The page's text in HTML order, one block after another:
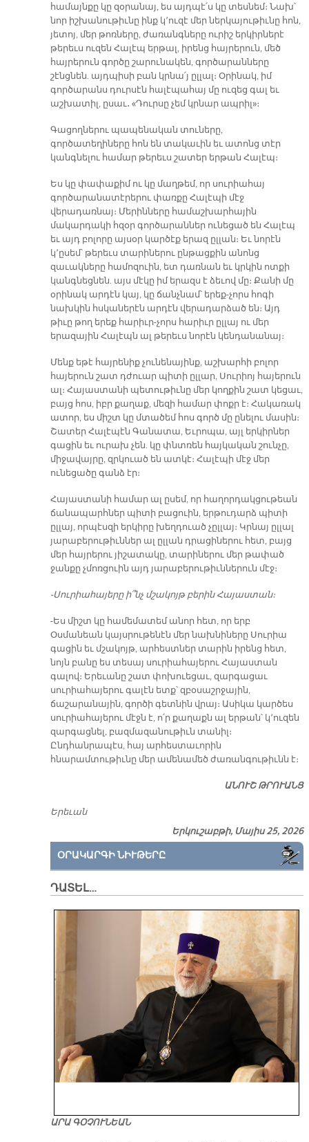
համայնքը կը զօրանայ, ես այդպէ՛ս կը տեսնեմ։ Նախ՝
նոր իշխանութիւնը ինք կ՚ուզէ մեր ներկայութիւնը հոն,
յետոյ, մեր թոռները, ժառանգները ուրիշ երկիրներէ
թերեւս ուզեն Հալէպ երթալ, իրենց հայրերուն, մեծ
հայրերուն գործը շարունակեն, գործարանները
շէնցնեն. այդպիսի բան կրնա՛յ ըլլալ։ Օրինակ, իմ
գործարանս դուրսէն հալէպահայ մը ուզեց գալ եւ
աշխատիլ, ըսաւ․ «Դուրսը չեմ կրնար ապրիլ»։
Գացողներու պապենական տուները,
գործատեղիները հոն են տակաւին եւ ատոնց տէր
կանգնելու համար թերեւս շատեր երթան Հալէպ։
Ես կը փափաքիմ ու կը մաղթեմ, որ սուրիահայ
գործարանատէրերու փառքը Հալէպի մէջ
վերադառնայ։ Մերինները համաշխարհային
մակարդակի հզօր գործարաններ ունեցած են Հալէպ
եւ այդ բոլորը այսօր կարծէք երազ ըլլան։ Եւ նորէն
կ՚ըսեմ՝ թերեւս տարիներու ընթացքին անոնց
զաւակները համոզուին, ետ դառնան եւ կրկին ոտքի
կանգնեցնեն. այս մէկը իմ երազս է ձեւով մը։ Քանի մը
օրինակ արդէն կայ, կը ճանչնամ՝ երեք-չորս հոգի
նախկին հսկաներէն արդէն վերադարձած են։ Այդ
թիւը թող երեք հարիւր-չորս հարիւր ըլլայ ու մեր
երազային Հալէպն ալ թերեւս նորէն կենդանանայ։
Մենք եթէ հայրենիք չունենայինք, աշխարհի բոլոր
հայերուն շատ դժուար պիտի ըլլար, Սուրիոյ հայերուն
ալ։ Հայաստանի պետութիւնը մեր կողքին շատ կեցաւ,
բայց հոս, իբր քաղաք, մեզի համար փոքր է։ Հակառակ
ատոր, ես միշտ կը մտածեմ հոս գործ մը ընելու մասին։
Շատեր Հալէպէն Գանատա, Եւրոպա, այլ երկիրներ
գացին եւ ուրախ չեն. կը փնտռեն հայկական շունչը,
միջավայրը, զրկուած են ատկէ։ Հալէպի մէջ մեր
ունեցածը գանձ էր։
Հայաստանի համար ալ ըսեմ, որ հաղորդակցութեան
ճանապարհներ պիտի բացուին, երթուդարձ պիտի
ըլլայ, որպէսզի երկիրը խեղդուած չըլլայ։ Կրնայ ըլլալ
յարաբերութիւններ ալ ըլլան դրացիներու հետ, բայց
մեր հայրերու յիշատակը, տարիներու մեր թափած
ջանքը չմոռցուին այդ յարաբերութիւններուն մէջ։
-Սուրիահայերը ի՞նչ մշակոյթ բերին Հայաստան։
-Ես միշտ կը համեմատեմ անոր հետ, որ երբ
Օսմանեան կայսրութենէն մեր նախնիները Սուրիա
գացին եւ մշակոյթ, արհեստներ տարին իրենց հետ,
նոյն բանը ես տեսայ սուրիահայերու Հայաստան
գալով։ Երեւանը շատ փոխուեցաւ, զարգացաւ
սուրիահայերու գալէն ետք՝ զբօսաշրջային,
ճաշարանային, գործի գետնին վրայ։ Ասիկա կարծես
սուրիահայերու մէջն է, ո՛ր քաղաքն ալ երթան՝ կ՚ուզեն
զարգացնել, բազմազանութիւն տանիլ։
Ընդհանրապէս, հայ արհեստաւորին
հնարամտութիւնը մեր ամենամեծ ժառանգութիւնն է։
ԱՆՈՒՇ ԹՐՈՒԱՆՑ
Երեւան
Երկուշաբթի, Մայիս 25, 2026
ՕՐԱԿԱՐԳԻ ՆԻՒԹԵՐԸ
ԴԱՏԵԼ…
ԱՐԱ ԳՕՉՈՒՆԵԱՆ